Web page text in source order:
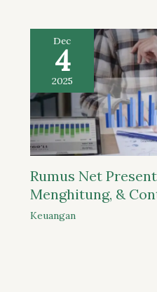
Dec
4
2025
Rumus Net
Menghitung, &
Keuangan